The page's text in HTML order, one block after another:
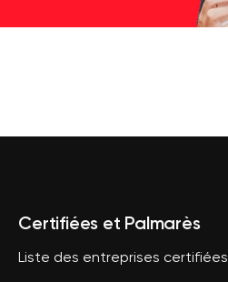
Certifiées et Palmarès
Liste des entreprises certifiées